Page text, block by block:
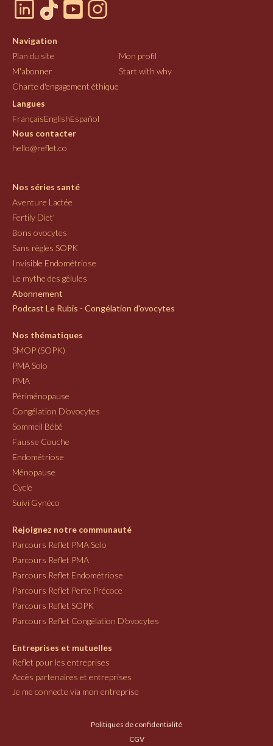
Navigation
Plan du site
Mon profil
M'abonner
Start with why
Charte d'engagement éthique
Langues
FrançaisEnglishEspañol
Nous contacter
hello@reflet.co
Nos séries santé
Aventure Lactée
Fertily Diet'
Bons ovocytes
Sans règles SOPK
Invisible Endométriose
Le mythe des gélules
Abonnement
Podcast Le Rubis - Congélation d'ovocytes
Nos thématiques
SMOP (SOPK)
PMA Solo
PMA
Périménopause
Congélation D'ovocytes
Sommeil Bébé
Fausse Couche
Endométriose
Ménopause
Cycle
Suivi Gynéco
Rejoignez notre communauté
Parcours Reflet PMA Solo
Parcours Reflet PMA
Parcours Reflet Endométriose
Parcours Reflet Perte Précoce
Parcours Reflet SOPK
Parcours Reflet Congélation D'ovocytes
Entreprises et mutuelles
Reflet pour les entreprises
Accès partenaires et entreprises
Je me connecte via mon entreprise
Politiques de confidentialité
CGV